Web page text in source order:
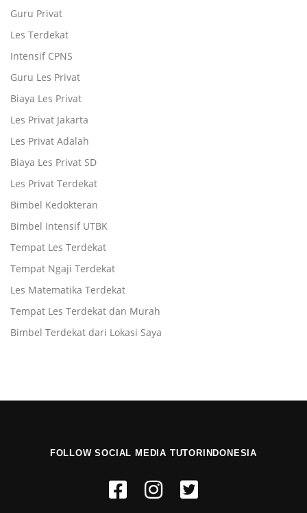
Guru Privat
Les Terdekat
Intensif CPNS
Guru Les Privat
Biaya Les Privat
Les Privat Jakarta
Les Privat Adalah
Biaya Les Privat SD
Les Privat Terdekat
Bimbel Kedokteran
Bimbel Intensif UTBK
Tempat Les Terdekat
Tempat Ngaji Terdekat
Les Matematika Terdekat
Tempat Les Terdekat dan Murah
Bimbel Terdekat dari Lokasi Saya
FOLLOW SOCIAL MEDIA TUTORINDONESIA